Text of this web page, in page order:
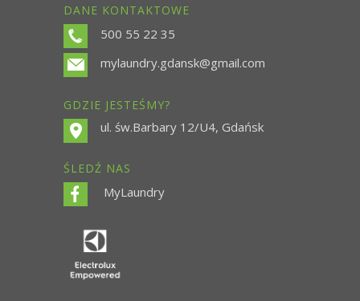
DANE KONTAKTOWE
500 55 22 35
mylaundry.gdansk@gmail.com
GDZIE JESTEŚMY?
ul. św.Barbary 12/U4, Gdańsk
ŚLEDŹ NAS
MyLaundry